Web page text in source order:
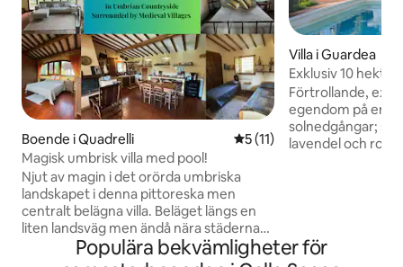
Boende i Quadrelli 5 av 5 i genomsnittligt
5 (11)
Magisk umbrisk villa med pool!
Njut av magin i det orörda umbriska
landskapet i denna pittoreska men
centralt belägna villa. Beläget längs en
liten landsväg men ändå nära städerna
San Gemini och Acquasparta. Du får
exklusiv användning av den viktigaste
Villa i Guardea
Exklusiv 10
pool och olivlund!
Förtrollande,
egendom på en
solnedgångar;
lavendel och
pizzaugn, olivlund,
minuter till
Populära bekvämligheter för